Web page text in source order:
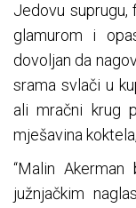
Jedovu suprugu,
glamurom i
dovoljan da
srama svlači u
ali mračni krug
mješavina
“Malin
južnjačkim